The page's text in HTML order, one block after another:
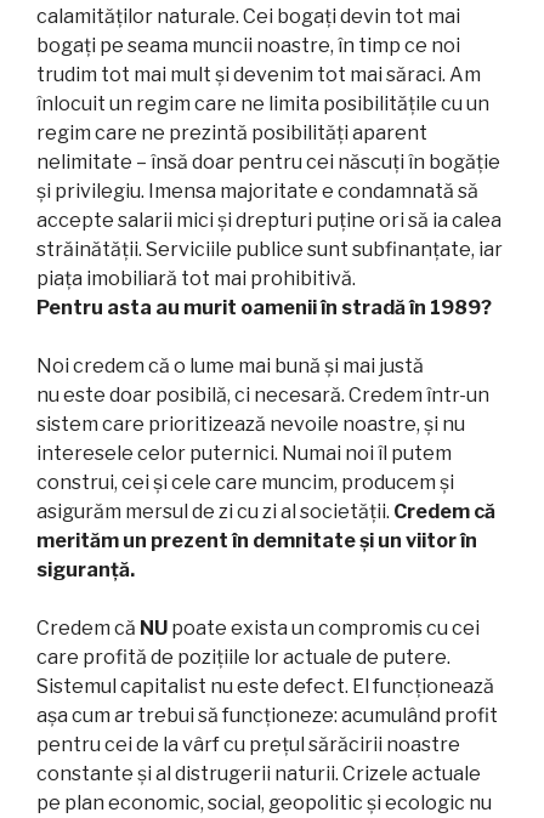
calamităților naturale. Cei bogați devin tot mai
bogați pe seama muncii noastre, în timp ce noi
trudim tot mai mult și devenim tot mai săraci. Am
înlocuit un regim care ne limita posibilitățile cu un
regim care ne prezintă posibilități aparent
nelimitate – însă doar pentru cei născuți în bogăție
și privilegiu. Imensa majoritate e condamnată să
accepte salarii mici și drepturi puține ori să ia calea
străinătății. Serviciile publice sunt subfinanțate, iar
piața imobiliară tot mai prohibitivă.
Pentru asta au murit oamenii în stradă în 1989?
Noi credem că o lume mai bună și mai justă
nu este doar posibilă, ci necesară. Credem într-un
sistem care prioritizează nevoile noastre, și nu
interesele celor puternici. Numai noi îl putem
construi, cei și cele care muncim, producem și
asigurăm mersul de zi cu zi al societății. Credem că
merităm un prezent în demnitate și un viitor în
siguranță.
Credem că NU poate exista un compromis cu cei
care profită de pozițiile lor actuale de putere.
Sistemul capitalist nu este defect. El funcționează
așa cum ar trebui să funcționeze: acumulând profit
pentru cei de la vârf cu prețul sărăcirii noastre
constante și al distrugerii naturii. Crizele actuale
pe plan economic, social, geopolitic și ecologic nu